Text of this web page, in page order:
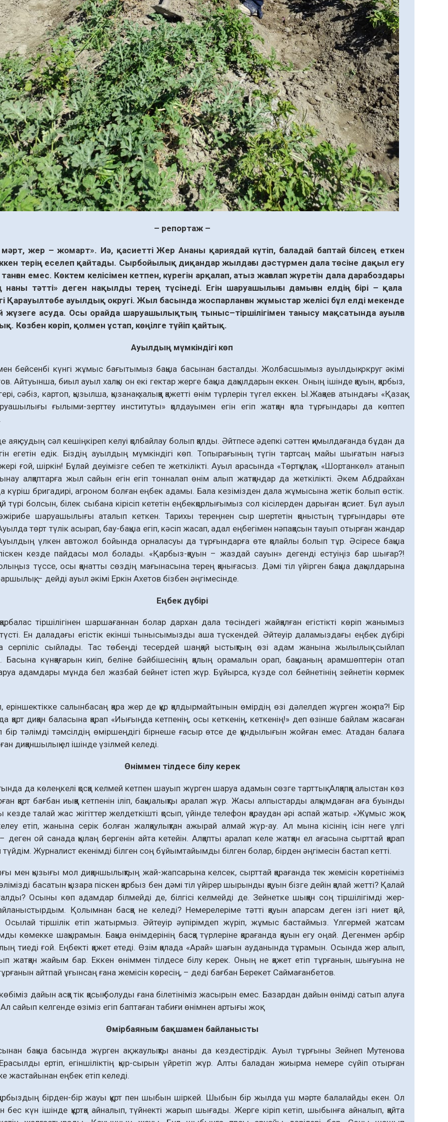
– репортаж –
мәрт, жер –жомарт». Иә, қасиетті Жер Ананы қариядай күтіп, баладай баптай білсең еткен
терің еселеп қайтады. Сырбойылық диқандар жылдағы дәстүрмен дала төсіне дақыл егу
танған емес. Көктем келісімен кетпен, күрегін арқалап, атыз жағалап жүретін дала дарабоздары
наны тәтті» деген нақылды терең түсінеді. Егін шаруашылығы дамыған елдің бірі – қала
Қарауылтөбе ауылдық округі.Жыл басында жоспарланған жұмыстар желісі бұл елді мекенде
жүзеге асуда. Осы орайда шаруашылықтың тыныс–тіршілігімен танысу мақсатында ауылға
. Көзбен көріп, қолмен ұстап, көңілге түйіп қайтық.
Ауылдың мүмкіндігі көп
бейсенбі күнгі жұмыс бағытымыз бақша басынан басталды. Жол­басшымыз ауылдық округ әкімі
Айтуынша, биыл ауыл халқы он екі гектар жерге бақша дақылдарын еккен. Оның ішінде қауын, қарбыз,
сәбіз, картоп, қызылша, қызанақ халыққа қажетті өнім түрлерін түгел еккен. Ы.Жақаев атындағы «Қазақ
ғылыми-зерттеу институты» қолдауымен егін егіп жатқан қала тұрғындары да көптеп
аяқ судың сәл кешіңкіреп келуі қолбайлау болып қалды. Әйтпесе әдепкі сәттен қимылдағанда бұдан да
егетін едік. Біздің ауылдың мүмкіндігі көп. Топырағының түгін тартсаң майы шығатын нағыз
жері ғой, шіркін! Бұлай деуімізге себеп те жеткілікті. Ауыл арасында «Төртқұлақ», «Шортанкөл» атанып
алқаптарға жыл сайын егін егіп тонналап өнім алып жатқандар да жеткілікті. Әкем Абдрайхан
күріш бригадирі, агроном бол­ған еңбек адамы. Бала кезімізден дала жұмысына жетік болып өстік.
түрі болсын, білек сыбана кірісіп кететін еңбекқорлығымыз сол кісілерден дарыған қасиет. Бұл ауыл
шаруашылығы аталып кеткен. Тарихы тереңнен сыр шертетін қоныстың тұрғындары өте
төрт түлік асырап, бау-бақша егіп, кәсіп жасап, адал еңбегімен нәпақасын тауып отырған жандар
үлкен автожол бойында орналасуы да тұрғындарға өте қолайлы болып тұр. Әсіресе бақша
кезде пайдасы мол болады. «Қарбыз-қауын – жаздай сауын» дегенді естуіңіз бар шығар?!
түссе, осы қанатты сөздің мағынасына терең қанығасыз. Дәмі тіл үйірген бақша дақылдарына
– дейді ауыл әкімі Еркін Ахетов бізбен әңгімесінде.
Еңбек дүбірі
тіршілігінен шар­шағаннан болар дархан дала төсіндегі жайқалған егістікті көріп жанымыз
Ен даладағы егістік екінші тынысымызды аша түскендей. Әйтеуір даламыздағы еңбек дүбірі
сер­піліс сыйлады. Тас төбеңді тесердей шаңқай ыстықтың өзі адам жанына жылылық сыйлап
Басына күнқағарын киіп, беліне бәйбішесінің қалың орамалын орап, бақшаның арамшөптерін отап
адамдары мұнда бел жазбай бейнет істеп жүр. Бұйырса, күзде сол бейнетінің зей­нетін көрмек
еріншектікке салынбасаң қара жер де құр қалдырмайтынын өмірдің өзі дәлелдеп жүрген жоқ па?! Бір
қарт диқан баласына қарап «Иығыңда кетпенің, осы кеткенің, кеткенің!» деп өзінше байлам жасаған
бір тәлімді тәмсілдің өміршеңдігі бірнеше ғасыр өтсе де құндылығын жойған емес. Атадан балаға
диқаншылық ел ішінде үзілмей келеді.
Өніммен тілдесе білу керек
да көлеңкелі қосқа келмей кетпен шауып жүрген шаруа адамын сөзге тарттық. Алқапқа алыстан көз
қарт бағбан иыққа кетпенін іліп, бақшалықты аралап жүр. Жасы алпыстарды алқымдаған аға буынды
кезде талай жас жігіттер желдеткішті қосып, үйінде телефон қараудан әрі аспай жатыр. «Жұмыс жоқ»
етіп, жанына серік болған жалқаулықтан ажырай алмай жүр-ау. Ал мына кісінің ісін неге үлгі
– деген ой санада қылаң бергенін айта кетейін. Алқапты аралап келе жатқан ел ағасына сырттай қарап
Журналист екенімді білген соң бұйымтайымды білген болар, бірден әңгімесін бастап кетті.
мен қызығы мол диқан­шылықтың жай-жапсарына келсек, сырттай қарағанда тек жемісін көретініміз
басатын қызара піскен қарбыз бен дәмі тіл үйірер шырынды қауын бізге дейін қалай жетті? Қалай
Осыны көп адамдар білмейді де, білгісі келмейді де. Зейнетке шыққан соң тіршілігімді жер-
Қолымнан басқа не келеді? Немерелеріме тәтті қауын апарсам деген ізгі ниет қой,
тіршілік етіп жатырмыз. Әйтеуір әупірімдеп жүріп, жұмыс бастаймыз. Үлгермей жатсам
көмекке шақырамын. Бақша өнімдерінің басқа түрлеріне қарағанда қауын егу оңай. Дегенмен әрбір
тиеді ғой. Еңбекті қажет етеді. Өзім қалада «Арай» шағын ауданында тұрамын. Осында жер алып,
жатқан жайым бар. Еккен өніммен тілдесе білу керек. Оның не қажет етіп тұрғанын, шығуына не
айтпай ұғынсаң ғана жемісін көресің, – деді бағбан Берекет Саймағанбетов.
дайын асқа тік қасық болуды ғана білетініміз жасырын емес. Базардан дайын өнімді сатып алуға
сайып келгенде өзіміз егіп баптаған табиғи өнімнен артығы жоқ.
Өмірбаяным бақшамен байланысты
бақша басында жүрген ақ жаулықты ананы да кездестірдік. Ауыл тұрғыны Зейнеп Мутенова
ертіп, егіншіліктің қыр-сырын үйретіп жүр. Алты баладан жиырма немере сүйіп отырған
жастайынан еңбек етіп келеді.
бірден-бір жауы құрт пен шыбын шіркей. Шыбын бір жылда үш мәрте балалайды екен. Ол
бес күн ішінде құртқа айналып, түйнекті жарып шығады. Жерге кіріп кетіп, шыбынға айналып, қайта